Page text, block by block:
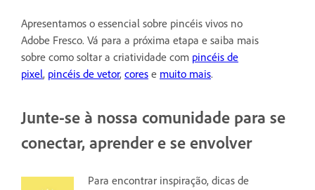
Apresentamos o essencial sobre pincéis vivos no
Adobe Fresco. Vá para a próxima etapa e saiba mais
sobre como soltar a criatividade com pincéis de
pixel, pincéis de vetor, cores e muito mais.
Junte-se à nossa comunidade para se
conectar, aprender e se envolver
Para encontrar inspiração, dicas de